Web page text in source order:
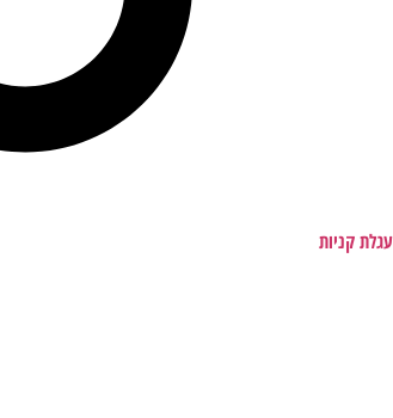
עגלת קניות